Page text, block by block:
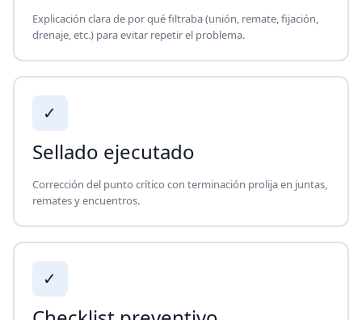
Explicación clara de por qué filtraba (unión, remate, fijación,
drenaje, etc.) para evitar repetir el problema.
✓
Sellado ejecutado
Corrección del punto crítico con terminación prolija en juntas,
remates y encuentros.
✓